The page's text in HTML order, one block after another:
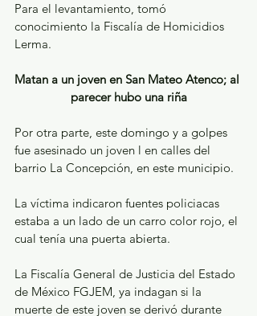
Para el levantamiento, tomó
conocimiento la Fiscalía de Homicidios
Lerma.
Matan a un joven en San Mateo Atenco; al
parecer hubo una riña
Por otra parte, este domingo y a golpes
fue asesinado un joven l en calles del
barrio La Concepción, en este municipio.
La víctima indicaron fuentes policiacas
estaba a un lado de un carro color rojo, el
cual tenía una puerta abierta.
La Fiscalía General de Justicia del Estado
de México FGJEM, ya indagan si la
muerte de este joven se derivó durante